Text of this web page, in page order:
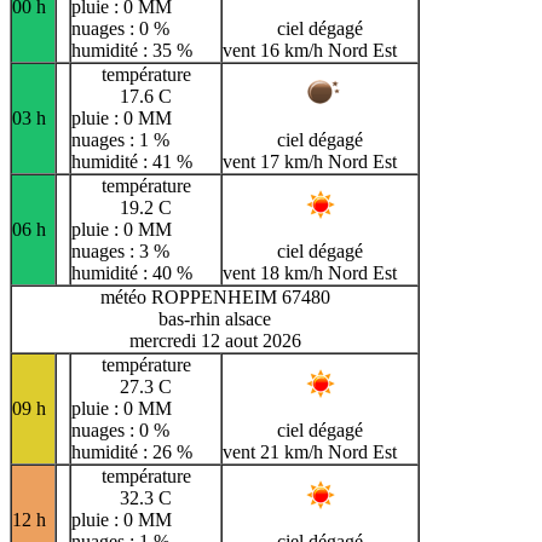
00 h
pluie : 0 MM
nuages : 0 %
humidité : 35 %
ciel dégagé
vent 16 km/h Nord Est
03 h
température
17.6 C
pluie : 0 MM
nuages : 1 %
humidité : 41 %
ciel dégagé
vent 17 km/h Nord Est
06 h
température
19.2 C
pluie : 0 MM
nuages : 3 %
humidité : 40 %
ciel dégagé
vent 18 km/h Nord Est
météo ROPPENHEIM 67480
bas-rhin alsace
mercredi 12 aout 2026
09 h
température
27.3 C
pluie : 0 MM
nuages : 0 %
humidité : 26 %
ciel dégagé
vent 21 km/h Nord Est
12 h
température
32.3 C
pluie : 0 MM